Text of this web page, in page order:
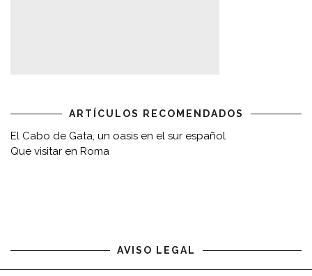
ARTÍCULOS RECOMENDADOS
El Cabo de Gata, un oasis en el sur español
Que visitar en Roma
AVISO LEGAL